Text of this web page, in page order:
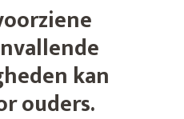
kan
ouders.